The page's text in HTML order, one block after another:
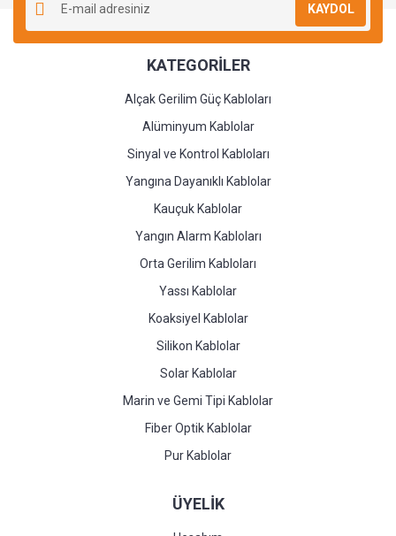
KAYDOL
KATEGORİLER
Alçak Gerilim Güç Kabloları
Alüminyum Kablolar
Sinyal ve Kontrol Kabloları
Yangına Dayanıklı Kablolar
Kauçuk Kablolar
Yangın Alarm Kabloları
Orta Gerilim Kabloları
Yassı Kablolar
Koaksiyel Kablolar
Silikon Kablolar
Solar Kablolar
Marin ve Gemi Tipi Kablolar
Fiber Optik Kablolar
Pur Kablolar
ÜYELİK